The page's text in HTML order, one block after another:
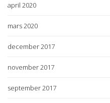
april 2020
mars 2020
december 2017
november 2017
september 2017